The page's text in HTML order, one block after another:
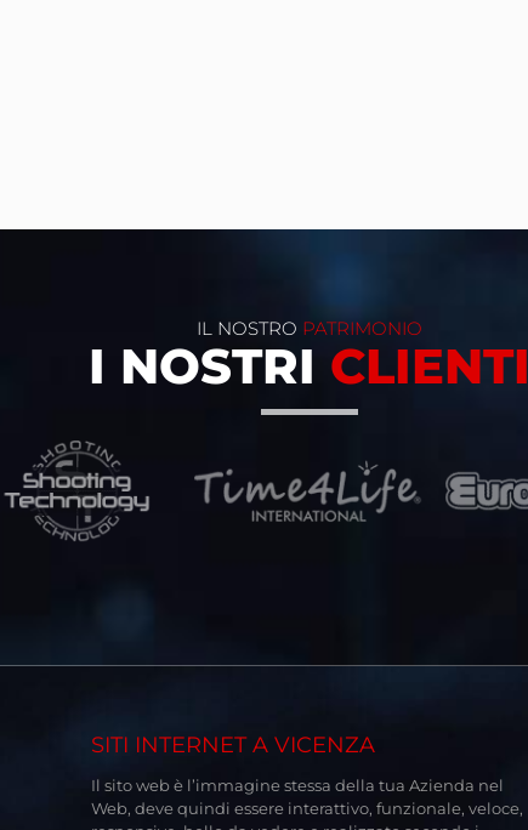
IL NOSTRO PATRIMONIO
I NOSTRI CLIENTI
SITI INTERNET A VICENZA
Il sito web è l’immagine stessa della tua Azienda nel
Web, deve quindi essere interattivo, funzionale, veloce,